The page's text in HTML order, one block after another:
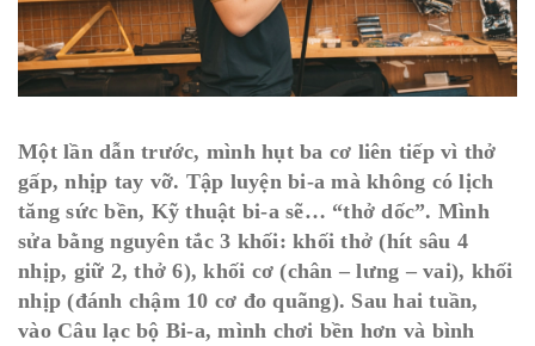
Một lần dẫn trước, mình hụt ba cơ liên tiếp vì thở
gấp, nhịp tay vỡ. Tập luyện bi-a mà không có lịch
tăng sức bền, Kỹ thuật bi-a sẽ… “thở dốc”. Mình
sửa bằng nguyên tắc 3 khối: khối thở (hít sâu 4
nhịp, giữ 2, thở 6), khối cơ (chân – lưng – vai), khối
nhịp (đánh chậm 10 cơ đo quãng). Sau hai tuần,
vào Câu lạc bộ Bi-a, mình chơi bền hơn và bình